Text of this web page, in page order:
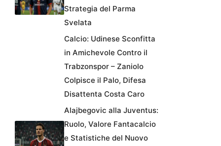
Strategia del Parma
Svelata
Calcio: Udinese Sconfitta
in Amichevole Contro il
Trabzonspor – Zaniolo
Colpisce il Palo, Difesa
Disattenta Costa Caro
Alajbegovic alla Juventus:
Ruolo, Valore Fantacalcio
e Statistiche del Nuovo